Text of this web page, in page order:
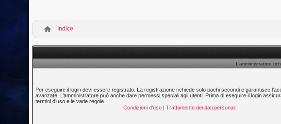
Indice
L’amministratore
Per eseguire il login devi essere registrato. La registrazione richiede solo pochi secondi e garantisce
avanzate. L’amministratore puó anche dare permessi speciali agli utenti. Prima di eseguire il login
termini d’uso e le varie regole.
Condizioni d’uso |Trattamento dei dati personali